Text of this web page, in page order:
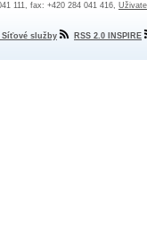
111, fax: +420 284 041 416,
Síťové služby RSS 2.0 INSPIRE